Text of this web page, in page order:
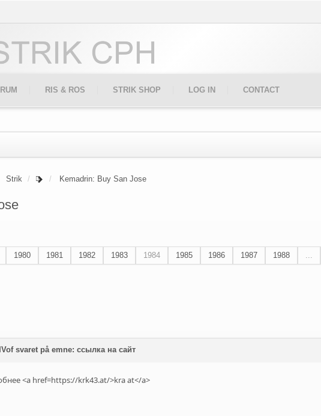
RIS & ROS STRIK SHOP LOG IN CONTACT
Strik Kemadrin: Buy San Jose
1980 1981 1982 1983 1984 1985 1986 1987 1988 ...
svaret på emne: ссылка на сайт
<a href=https://krk43.at/>kra at</a>